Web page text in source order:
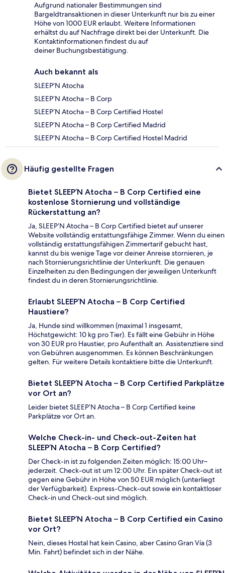
Aufgrund nationaler Bestimmungen sind
Bargeldtransaktionen in dieser Unterkunft nur bis zu einer
Höhe von 1000 EUR erlaubt. Weitere Informationen
erhältst du auf Nachfrage direkt bei der Unterkunft. Die
Kontaktinformationen findest du auf
deiner Buchungsbestätigung.
Auch bekannt als
SLEEP'N Atocha
SLEEP’N Atocha – B Corp
SLEEP’N Atocha – B Corp Certified Hostel
SLEEP’N Atocha – B Corp Certified Madrid
SLEEP’N Atocha – B Corp Certified Hostel Madrid
Häufig gestellte Fragen
Bietet SLEEP’N Atocha – B Corp Certified eine
kostenlose Stornierung und vollständige
Rückerstattung an?
Ja, SLEEP’N Atocha – B Corp Certified bietet auf unserer
Website vollständig erstattungsfähige Zimmer. Wenn du einen
vollständig erstattungsfähigen Zimmertarif gebucht hast,
kannst du bis wenige Tage vor deiner Anreise stornieren, je
nach Stornierungsrichtlinie der Unterkunft. Die genauen
Einzelheiten zu den Bedingungen der jeweiligen Unterkunft
findest du in deren Stornierungsrichtlinie.
Erlaubt SLEEP’N Atocha – B Corp Certified
Haustiere?
Ja, Hunde sind willkommen (maximal 1 insgesamt,
Höchstgewicht: 10 kg pro Tier). Es fällt eine Gebühr in Höhe
von 30 EUR pro Haustier, pro Aufenthalt an. Assistenztiere sind
von Gebühren ausgenommen. Es können Beschränkungen
gelten. Für weitere Details kontaktiere bitte die Unterkunft.
Bietet SLEEP’N Atocha – B Corp Certified Parkplätze
vor Ort an?
Leider bietet SLEEP’N Atocha – B Corp Certified keine
Parkplätze vor Ort an.
Welche Check-in- und Check-out-Zeiten hat
SLEEP’N Atocha – B Corp Certified?
Der Check-in ist zu folgenden Zeiten möglich: 15:00 Uhr–
jederzeit. Check-out ist um 12:00 Uhr. Ein später Check-out ist
gegen eine Gebühr in Höhe von 50 EUR möglich (unterliegt
der Verfügbarkeit). Express-Check-out sowie ein kontaktloser
Check-in und Check-out sind möglich.
Bietet SLEEP’N Atocha – B Corp Certified ein Casino
vor Ort?
Nein, dieses Hostal hat kein Casino, aber Casino Gran Vía (3
Min. Fahrt) befindet sich in der Nähe.